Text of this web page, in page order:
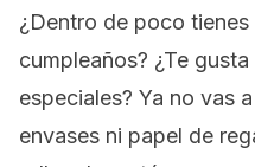
¿Dentro de poco
cumpleaños? ¿Te
especiales? Ya no vas
envases ni papel de